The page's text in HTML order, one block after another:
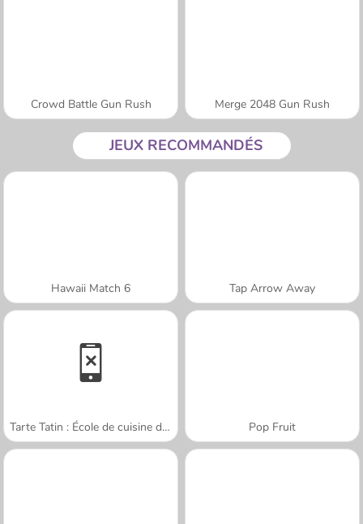
Crowd Battle Gun Rush Merge 2048 Gun Rush
JEUX RECOMMANDÉS
Hawaii Match 6 Tap Arrow Away
Tarte Tatin : École de cuisine de Sara Pop Fruit